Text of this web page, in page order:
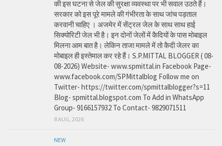
की इस घटना से जेल की सुरक्षा व्यवस्था पर भी सवाल उठते हैं।
सरकार को इस पूरे मामले की गंभीरता के साथ जांच पड़ताल
करवानी चाहिए । अजमेर में सेंट्रल जेल के साथ साथ हाई
सिक्योरिटी जेल भी है। इन दोनों जेलों में कैदियों के पास मोबाइल
मिलना आम बात है। लेकिन ताजा मामले में तो कैदी जेलर का
मोबाइल ही इस्तेमाल कर रहे हैं। S.P.MITTAL BLOGGER ( 08-
08-2026) Website- www.spmittal.in Facebook Page-
www.facebook.com/SPMittalblog Follow me on
Twitter- https://twitter.com/spmittalblogger?s=11
Blog- spmittal.blogspot.com To Add in WhatsApp
Group- 9166157932 To Contact- 9829071511
8 AUG, 2026
NEW